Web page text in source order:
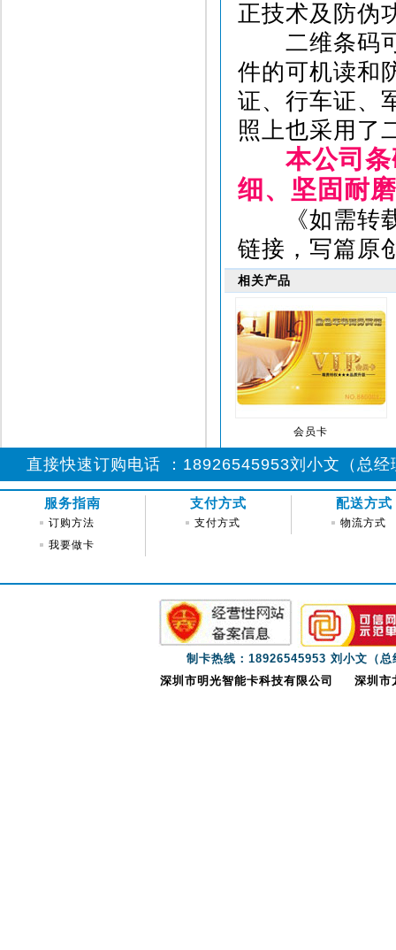
正技术及防伪
二维条码可
件的可机读和
证、行车证、
照上也采用了
本公司
细、坚固耐
《如需转
链接，写篇原
相关产品
会员卡
直接快速订购电话 ：18926545953刘小文（总
服务指南
订购方法
我要做卡
支付方式
支付方式
配送方式
物流方式
制卡热线：18926545953 刘小文（
深圳市明光智能卡科技有限公司
深圳市